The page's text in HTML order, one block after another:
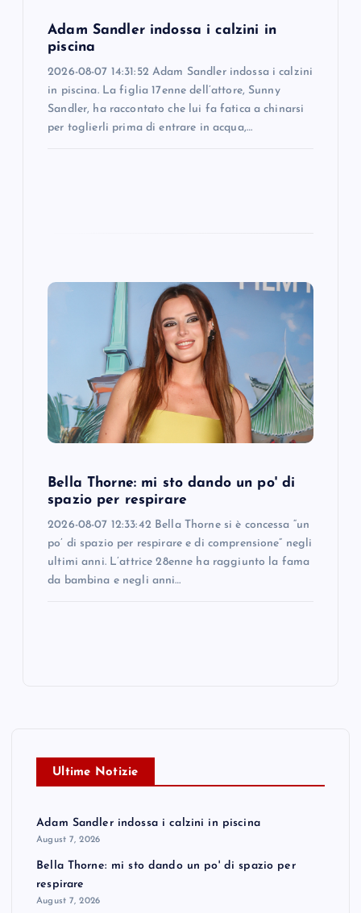
Adam Sandler indossa i calzini in
piscina
2026-08-07 14:31:52 Adam Sandler indossa i calzini
in piscina. La figlia 17enne dell’attore, Sunny
Sandler, ha raccontato che lui fa fatica a chinarsi
per toglierli prima di entrare in acqua,…
Bella Thorne: mi sto dando un po' di
spazio per respirare
2026-08-07 12:33:42 Bella Thorne si è concessa “un
po’ di spazio per respirare e di comprensione” negli
ultimi anni. L’attrice 28enne ha raggiunto la fama
da bambina e negli anni…
Ultime Notizie
Adam Sandler indossa i calzini in piscina
August 7, 2026
Bella Thorne: mi sto dando un po' di spazio per
respirare
August 7, 2026